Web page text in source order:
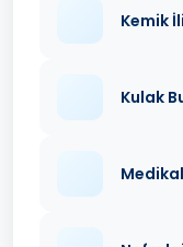
Kemik
Kulak